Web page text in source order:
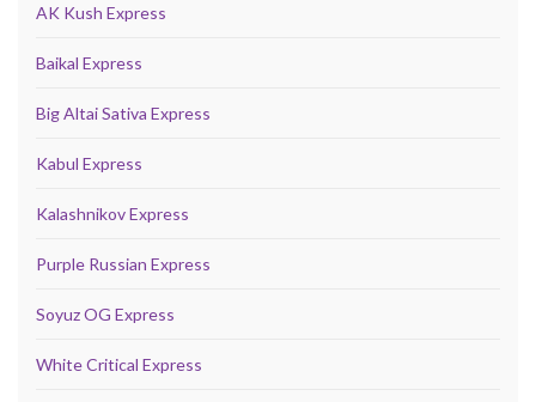
AK Kush Express
Baikal Express
Big Altai Sativa Express
Kabul Express
Kalashnikov Express
Purple Russian Express
Soyuz OG Express
White Critical Express